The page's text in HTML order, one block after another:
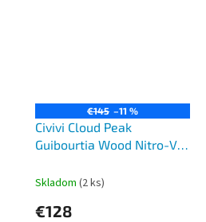
€145 –11 %
Civivi Cloud Peak
Guibourtia Wood Nitro-V
Skladom (2 ks)
€128